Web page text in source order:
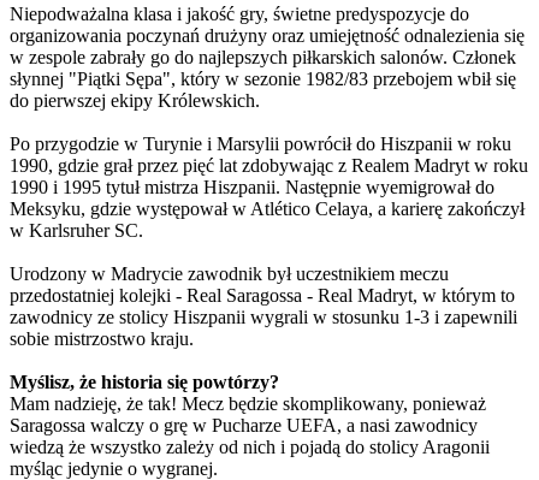
Niepodważalna klasa i jakość gry, świetne predyspozycje do
organizowania poczynań drużyny oraz umiejętność odnalezienia się
w zespole zabrały go do najlepszych piłkarskich salonów. Członek
słynnej "Piątki Sępa", który w sezonie 1982/83 przebojem wbił się
do pierwszej ekipy Królewskich.
Po przygodzie w Turynie i Marsylii powrócił do Hiszpanii w roku
1990, gdzie grał przez pięć lat zdobywając z Realem Madryt w roku
1990 i 1995 tytuł mistrza Hiszpanii. Następnie wyemigrował do
Meksyku, gdzie występował w Atlético Celaya, a karierę zakończył
w Karlsruher SC.
Urodzony w Madrycie zawodnik był uczestnikiem meczu
przedostatniej kolejki - Real Saragossa - Real Madryt, w którym to
zawodnicy ze stolicy Hiszpanii wygrali w stosunku 1-3 i zapewnili
sobie mistrzostwo kraju.
Myślisz, że historia się powtórzy?
Mam nadzieję, że tak! Mecz będzie skomplikowany, ponieważ
Saragossa walczy o grę w Pucharze UEFA, a nasi zawodnicy
wiedzą że wszystko zależy od nich i pojadą do stolicy Aragonii
myśląc jedynie o wygranej.